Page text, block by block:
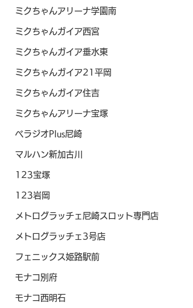
ミクちゃんアリーナ学園南
ミクちゃんガイア西宮
ミクちゃんガイア垂水東
ミクちゃんガイア21平岡
ミクちゃんガイア住吉
ミクちゃんアリーナ宝塚
ベラジオPlus尼崎
マルハン新加古川
123宝塚
123岩岡
メトログラッチェ尼崎スロット専門店
メトログラッチェ3号店
フェニックス姫路駅前
モナコ別府
モナコ西明石